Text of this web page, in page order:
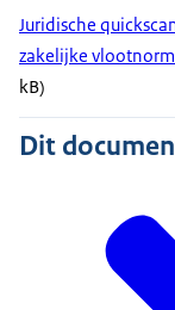
Juridische
zakelijke
kB)
Dit